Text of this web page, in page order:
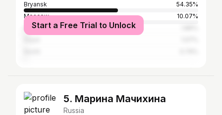
Bryansk
54.35%
Moscow
10.07%
Saint Petersburg
Start a Free Trial to Unlock
5. Марина Мачихина
Russia